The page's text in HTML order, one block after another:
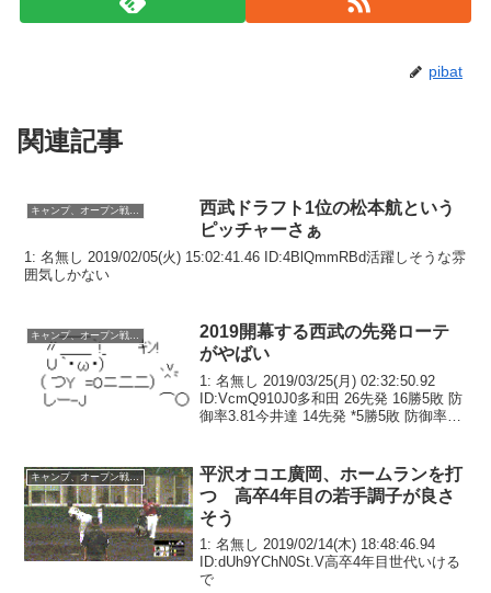
pibat
関連記事
キャンプ、オープン戦関連
西武ドラフト1位の松本航という
ピッチャーさぁ
1: 名無し 2019/02/05(火) 15:02:41.46 ID:4BlQmmRBd活躍しそうな雰
囲気しかない
2019開幕する西武の先発ローテ
がやばい
1: 名無し 2019/03/25(月) 02:32:50.92
ID:VcmQ910J0多和田 26先発 16勝5敗 防
御率3.81今井達 14先発 *5勝5敗 防御率
キャンプ、オープン戦関連
平沢オコエ廣岡、ホームランを打
つ 高卒4年目の若手調子が良さ
そう
1: 名無し 2019/02/14(木) 18:48:46.94
ID:dUh9YChN0St.V高卒4年目世代いける
で